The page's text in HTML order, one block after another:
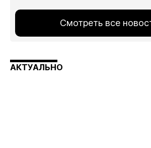
Смотреть все
АКТУАЛЬНО